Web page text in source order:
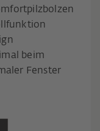
beim
Fenster